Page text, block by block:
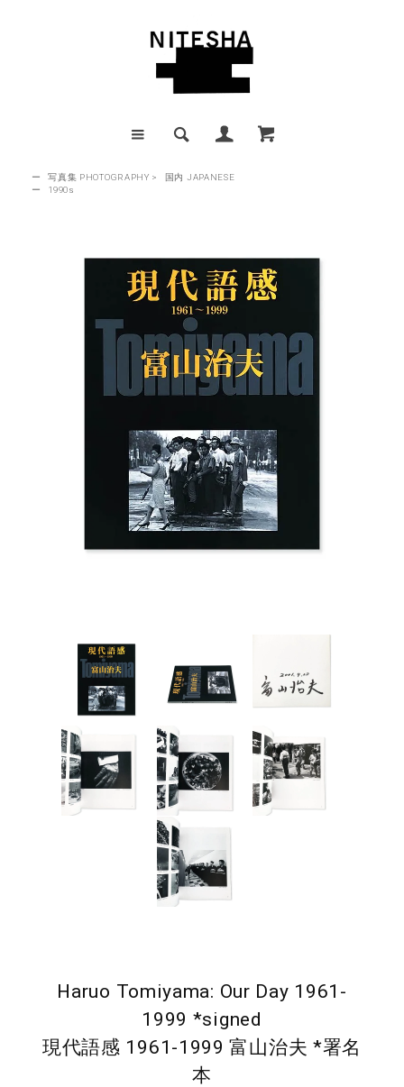
ー 写真集 PHOTOGRAPHY >
国内 JAPANESE
ー
1990s
Haruo Tomiyama: Our Day 1961-
1999 *signed
現代語感 1961-1999 富山治夫 *署名
本